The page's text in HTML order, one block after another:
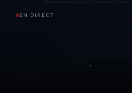
EN DIRECT